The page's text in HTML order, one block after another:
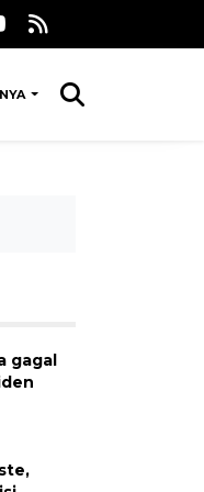
gagal